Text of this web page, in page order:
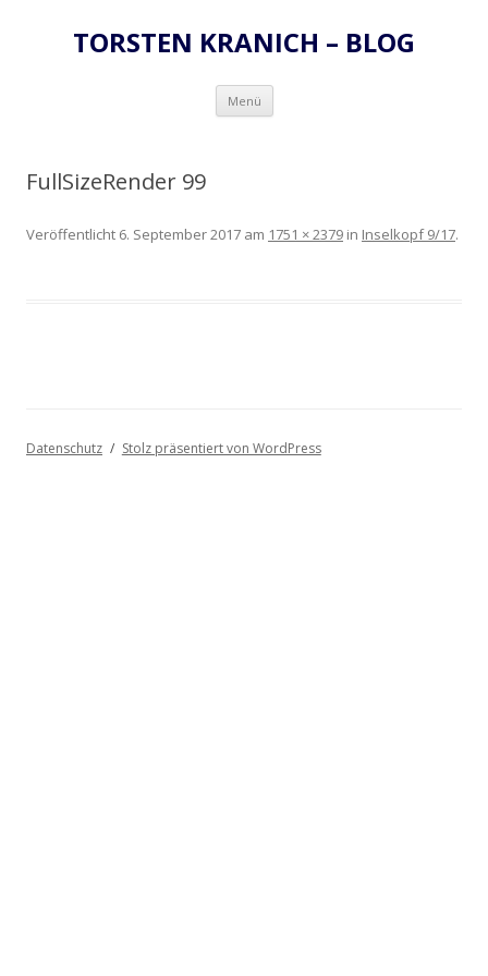
TORSTEN KRANICH – BLOG
Menü Zum
springen
FullSizeRender 99
Veröffentlicht 6. September 2017 am 1751 × 2379 in Inselkopf 9/17.
Datenschutz Stolz präsentiert von WordPress